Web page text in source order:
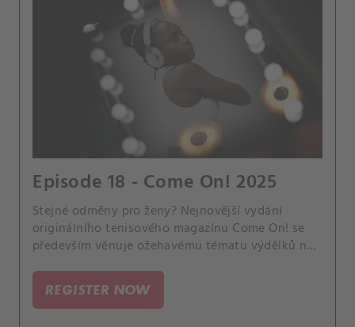
Episode 18 - Come On! 2025
Stejné odměny pro ženy? Nejnovější vydání
originálního tenisového magazínu Come On! se
především věnuje ožehavému tématu výdělků na
i muži dostávaly stejné honoráře, třebaže pánové
leckdy hrají delší zápasy a přitahují větší
pozornost fanoušků i sponzorů?.
REGISTER NOW